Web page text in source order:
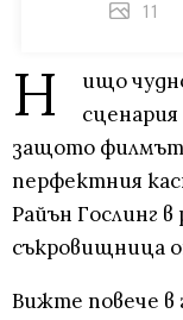
11
Н
ищо
сценария
защото филмът
перфектния
Райън Гослинг
съкровищница
Вижте повече в